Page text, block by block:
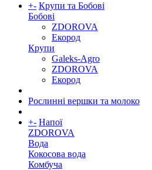
+- Крупи та Бобові
Бобові
ZDOROVA
Екород
Крупи
Galeks-Agro
ZDOROVA
Екород
Рослинні вершки та молоко
+- Напої
ZDOROVA
Вода
Кокосова вода
Комбуча